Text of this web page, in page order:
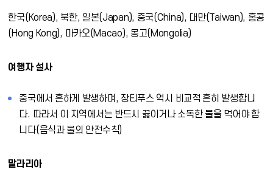
한국(Korea), 북한, 일본(Japan), 중국(China), 대만(Taiwan), 홍콩
(Hong Kong), 마카오(Macao), 몽고(Mongolia)
여행자 설사
중국에서 흔하게 발생하며, 장티푸스 역시 비교적 흔히 발생합니
다. 따라서 이 지역에서는 반드시 끓이거나 소독한 물을 먹어야 합
니다(음식과 물의 안전수칙)
말라리아